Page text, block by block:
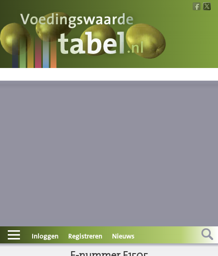
Voedingswaarde
Wat is wat?
ContactInloggen Registreren Nieuws